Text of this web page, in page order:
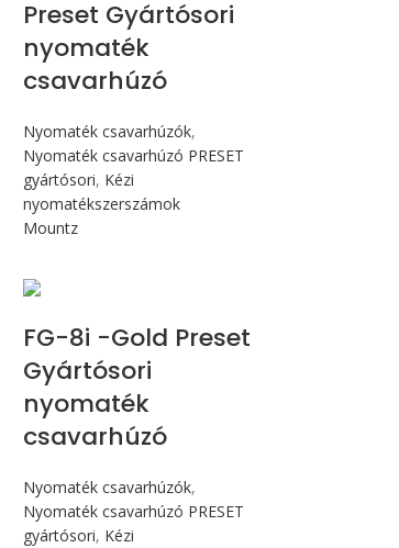
Preset Gyártósori
nyomaték
csavarhúzó
Nyomaték csavarhúzók,
Nyomaték csavarhúzó PRESET
gyártósori, Kézi
nyomatékszerszámok
Mountz
FG-8i -Gold Preset
Gyártósori
nyomaték
csavarhúzó
Nyomaték csavarhúzók,
Nyomaték csavarhúzó PRESET
gyártósori, Kézi